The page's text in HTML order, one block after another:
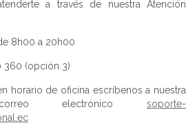
a través de nuestra Atención
8h00 a 20h00
360 (opción 3)
horario de oficina escríbenos a nuestra
electrónico soporte-